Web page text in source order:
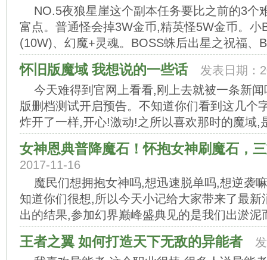
NO.5夜狼星崖这个副本任务要比之前的3个
富点。普通怪会掉3W金币,精英怪5W金币。小
(10W)、幻魔+灵魂。BOSS蛛后出星之祝福、
怀旧版魔域 我想说的一些话
发表日期：
今天难得到官网上看看,刚上去就被一条新
版删档测试开启预告。不知道你们看到这几个
炸开了一样,开心!激动!之所以喜欢那时的魔域,
女神恩典普降魔石！怀抱女神刷魔石，
2017-11-16
魔民们想拥抱女神吗,想迅速脱单吗,想逆袭
知道你们很想,所以今天小记给大家带来了最
出的结果,参加幻界巅峰盛典见的是我们出淤泥
王者之翼 如何打造天下无敌的异能者